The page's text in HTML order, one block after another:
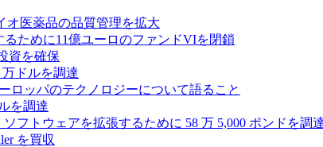
オ医薬品の品質管理を拡大
ために11億ユーロのファンドVIを閉鎖
資を確保
ドルを調達
ロッパのテクノロジーについて語ること
を調達
フトウェアを拡張するために 58 万 5,000 ポンドを調
を買収